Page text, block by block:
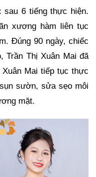
sau 6 tiếng thực hiện.
xương hàm liên tục
Đúng 90 ngày, chiếc
Trần Thị Xuân Mai đã
Mai tiếp tục thực
sườn, sửa sẹo môi
mặt.